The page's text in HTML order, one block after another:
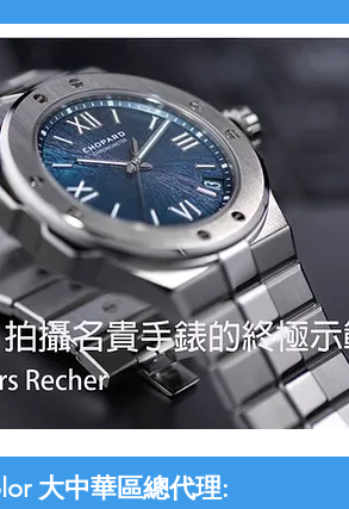
大中華區總代理: